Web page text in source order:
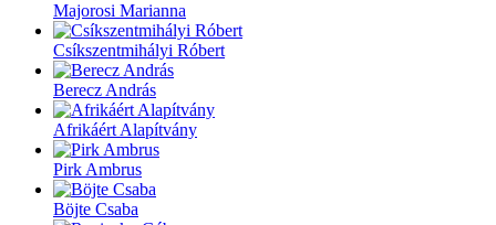
Majorosi Marianna
Csíkszentmihályi Róbert
Berecz András
Afrikáért Alapítvány
Pirk Ambrus
Böjte Csaba